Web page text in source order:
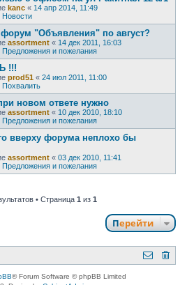
kanc « 14 апр 2014, 11:49
Новости
"Объявления" по август?
assortment « 14 дек 2011, 16:03
Предложения и пожелания
!!!
prod51 « 24 июл 2011, 11:00
Похвалить
новом ответе нужно
assortment « 10 дек 2010, 18:10
Предложения и пожелания
вверху форума неплохо бы
assortment « 03 дек 2010, 11:41
Предложения и пожелания
• Страница 1 из 1
Перейти
® Forum Software © phpBB Limited